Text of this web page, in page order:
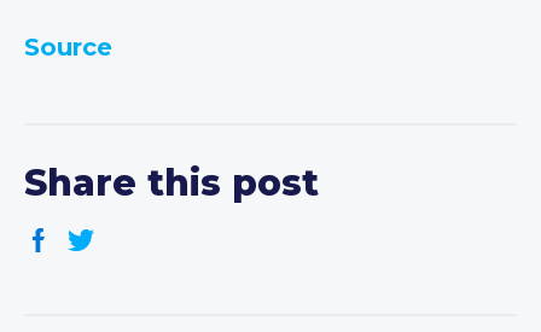
Source
Share this post